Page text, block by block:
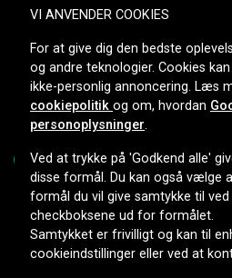
Copyright © 2026,
VI ANVENDER COOKIES
For at give dig den bedste
og andre teknologier. Cookies
ikke-personlig annoncering. Læs
cookiepolitik og om, hvordan
personoplysninger.
Ved at trykke på 'Godkend alle'
disse formål. Du kan også vælge
formål du vil give samtykke til
checkboksene ud for formålet.
Samtykket er frivilligt og kan til
cookieindstillinger eller ved at